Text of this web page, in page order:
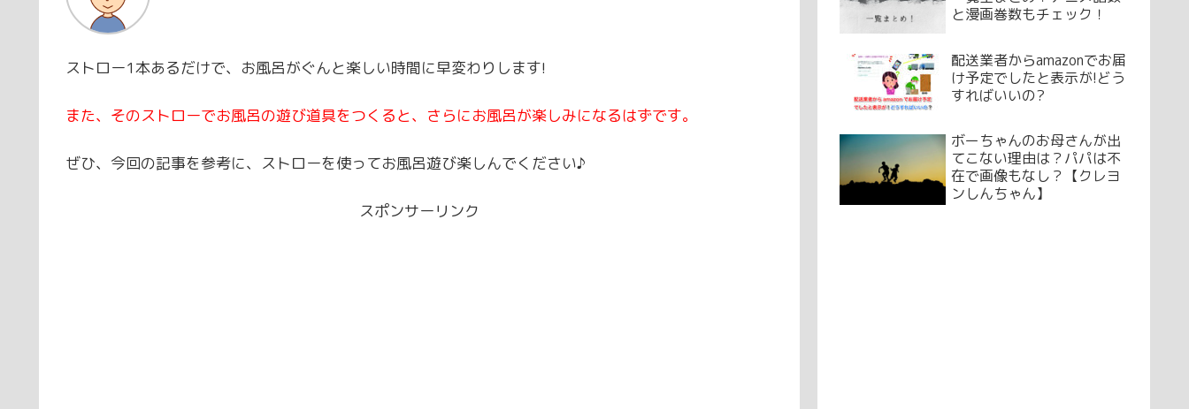
ストロー1本あるだけで、お風呂がぐんと楽しい時間に早変わりします!
また、そのストローでお風呂の遊び道具をつくると、さらにお風呂が楽しみになるはずです。
ぜひ、今回の記事を参考に、ストローを使ってお風呂遊び楽しんでください♪
スポンサーリンク
と漫画巻数もチェック！
配送業者からamazonでお届
け予定でしたと表示が!どう
すればいいの?
ボーちゃんのお母さんが出
てこない理由は？パパは不
在で画像もなし？【クレヨ
ンしんちゃん】